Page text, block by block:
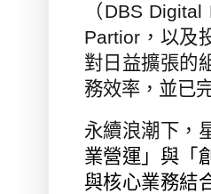
（ DBS Digital
Partior ，以及
對日益擴張的
務效率，並已
永續浪潮下，
業營運」與「
與核心業務結